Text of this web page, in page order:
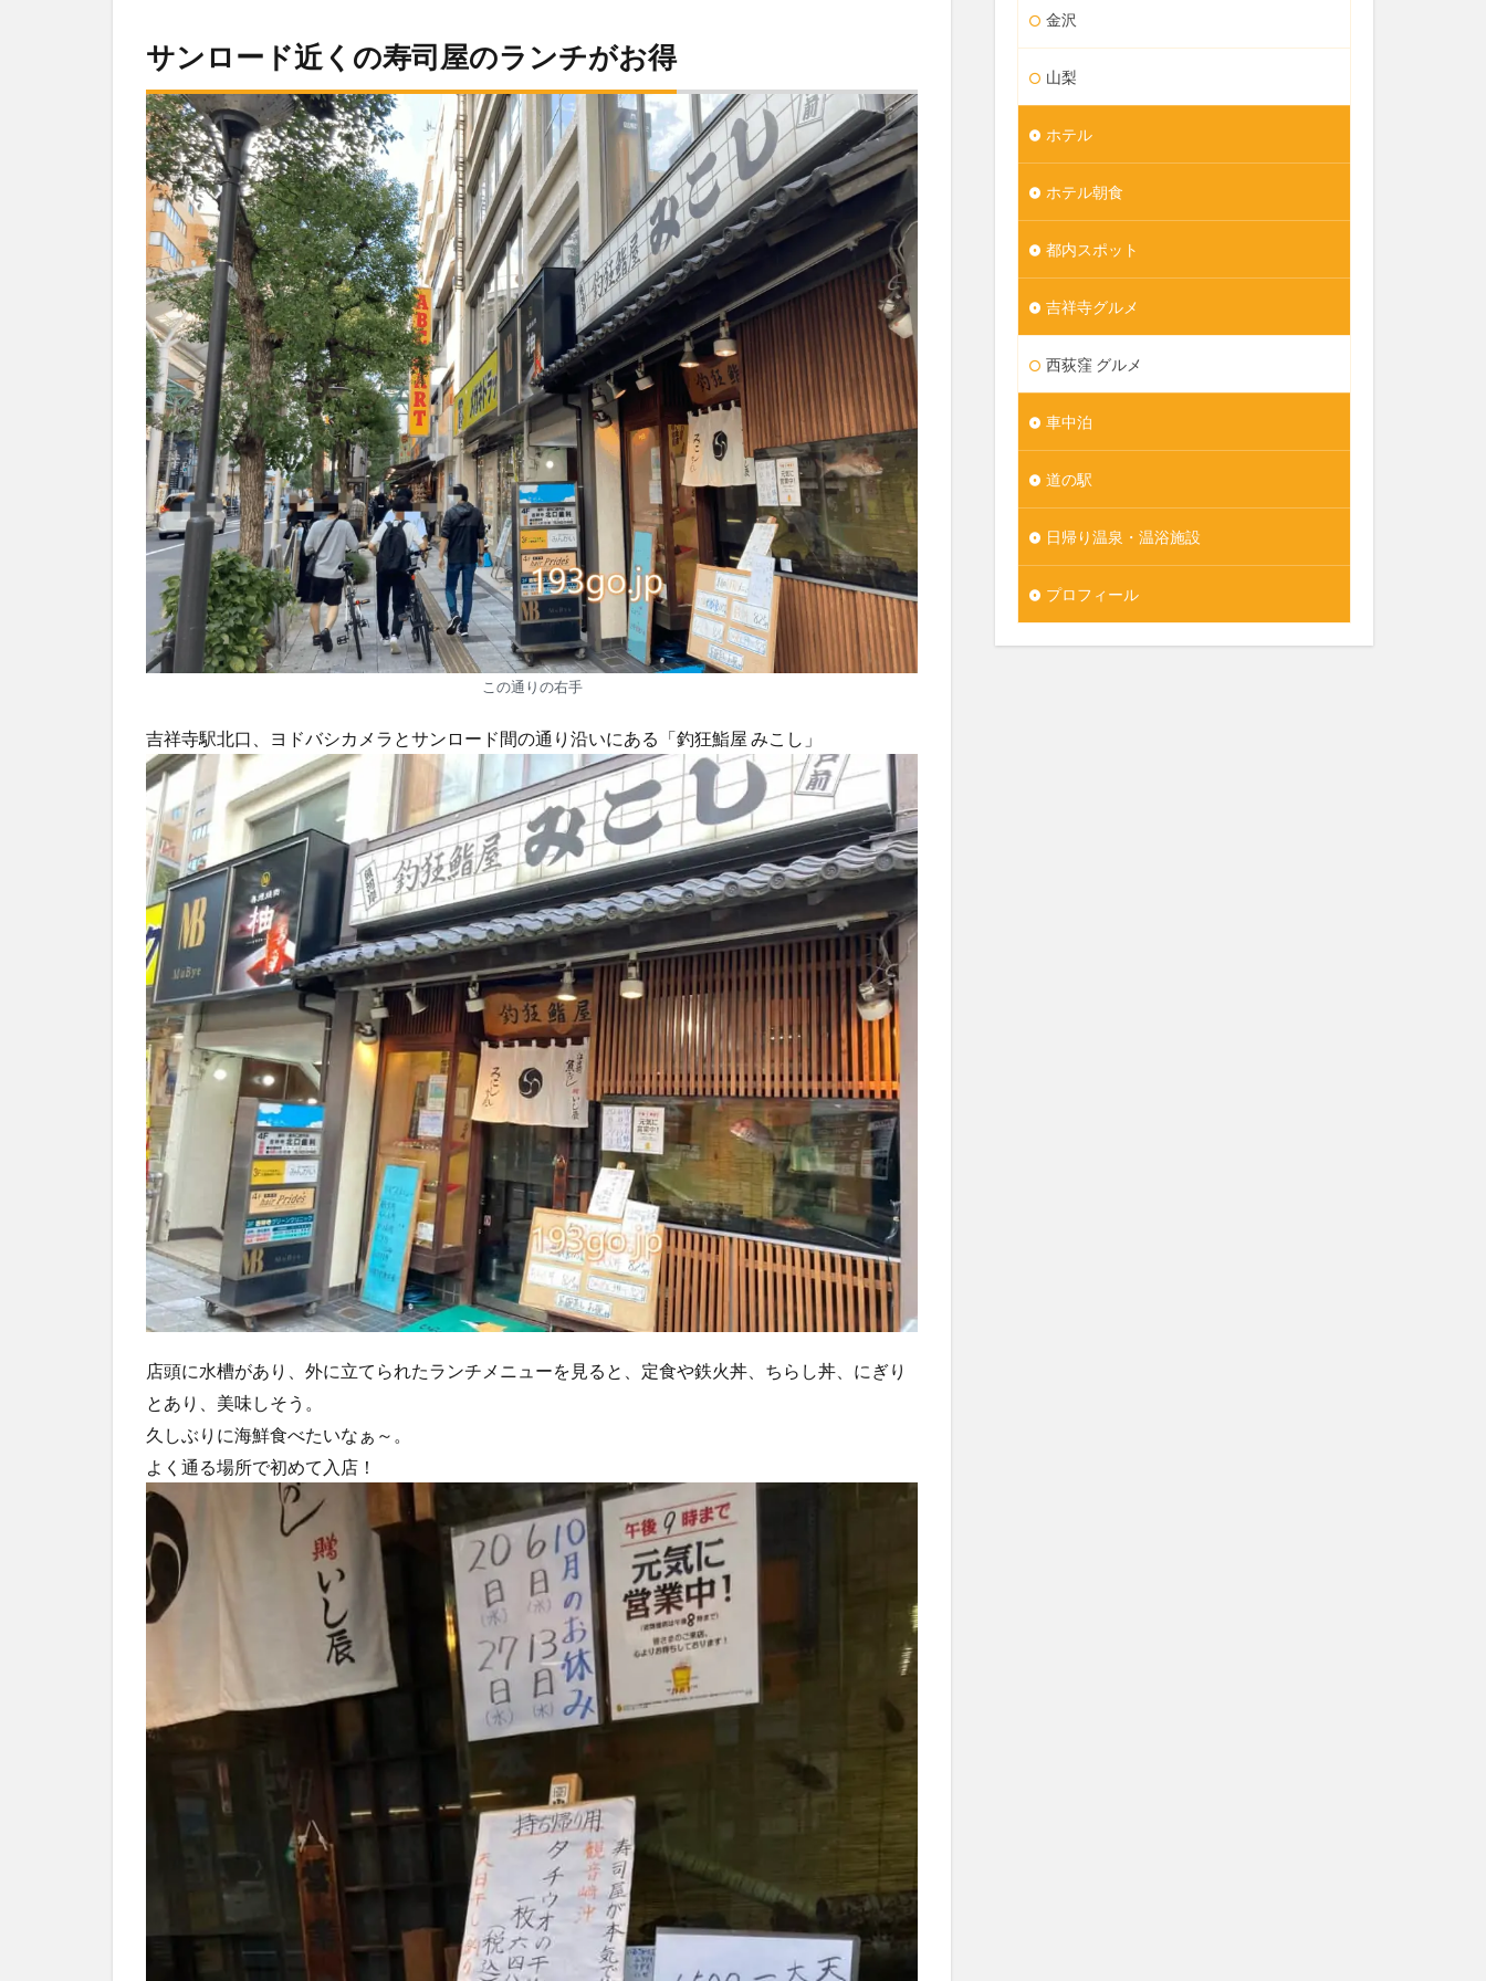
サンロード近くの寿司屋のランチがお得
この通りの右手
吉祥寺駅北口、ヨドバシカメラとサンロード間の通り沿いにある「釣狂鮨屋 みこし」
店頭に水槽があり、外に立てられたランチメニューを見ると、定食や鉄火丼、ちらし丼、にぎり
とあり、美味しそう。
久しぶりに海鮮食べたいなぁ～。
よく通る場所で初めて入店！
金沢
山梨
ホテル
ホテル朝食
都内スポット
吉祥寺グルメ
西荻窪 グルメ
車中泊
道の駅
日帰り温泉・温浴施設
プロフィール